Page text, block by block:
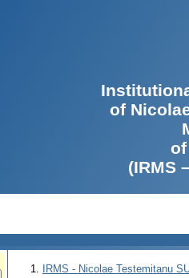
of
(IRMS
IRMS - Nicolae Testemitanu